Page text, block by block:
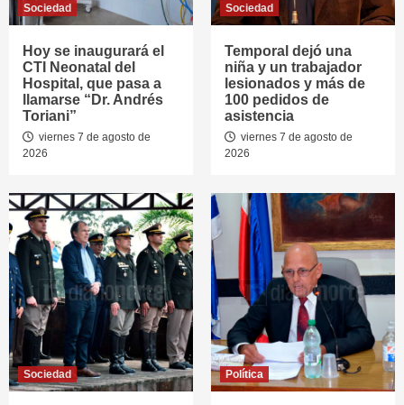
Sociedad
Hoy se inaugurará el
CTI Neonatal del
Hospital, que pasa a
llamarse “Dr. Andrés
Toriani”
viernes 7 de agosto de
2026
Sociedad
Temporal dejó una
niña y un trabajador
lesionados y más de
100 pedidos de
asistencia
viernes 7 de agosto de
2026
Sociedad Política